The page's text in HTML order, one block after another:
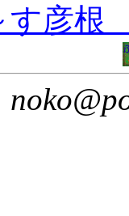
す彦根